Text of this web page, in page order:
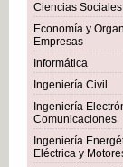
Ciencias
Economía y
Empresas
Informática
Ingeniería Civil
Ingeniería
Comunicaciones
Ingeniería
Eléctrica y